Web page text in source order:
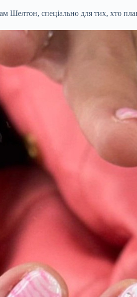
Шелтон, спеціально для тих, хто